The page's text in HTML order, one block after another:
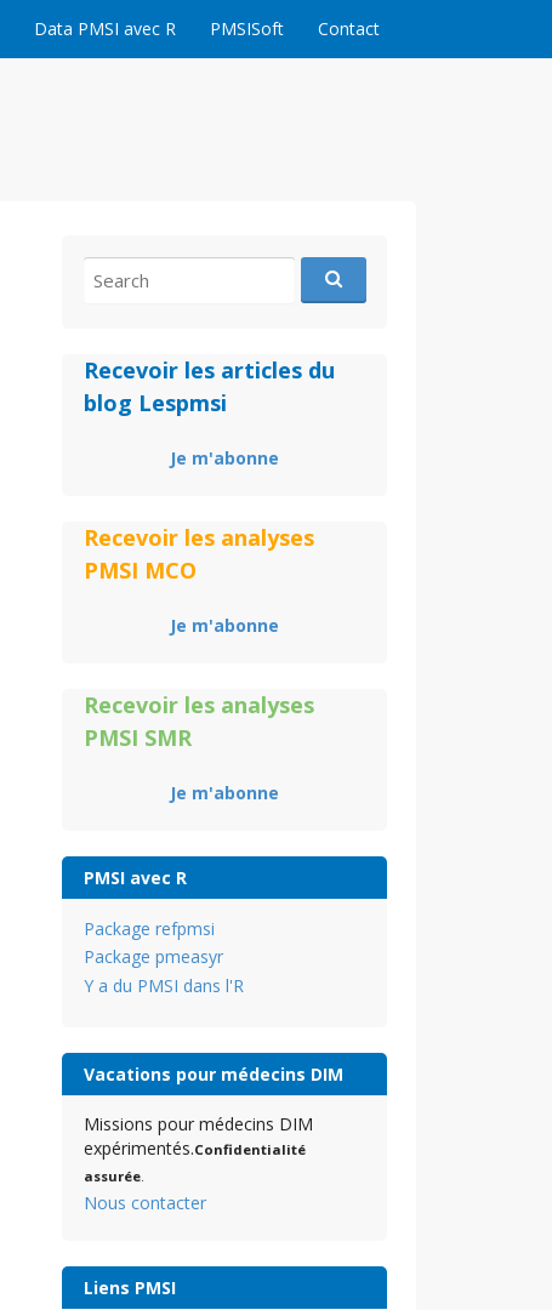
Data PMSI avec R PMSISoft Contact
for:
Recevoir les articles du
blog Lespmsi
Je m'abonne
Recevoir les analyses
PMSI MCO
Je m'abonne
Recevoir les analyses
PMSI SMR
Je m'abonne
PMSI avec R
Package refpmsi
Package pmeasyr
Y a du PMSI dans l'R
Vacations pour médecins DIM
Missions pour médecins DIM
expérimentés.Confidentialité
assurée.
Nous contacter
Liens PMSI